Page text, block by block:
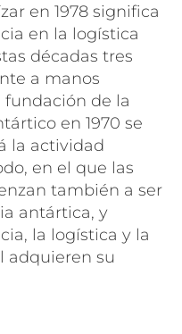
en 1978 significa
en la logística
décadas tres
a manos
fundación de la
en 1970 se
la actividad
en el que las
también a ser
antártica, y
la logística y la
adquieren su